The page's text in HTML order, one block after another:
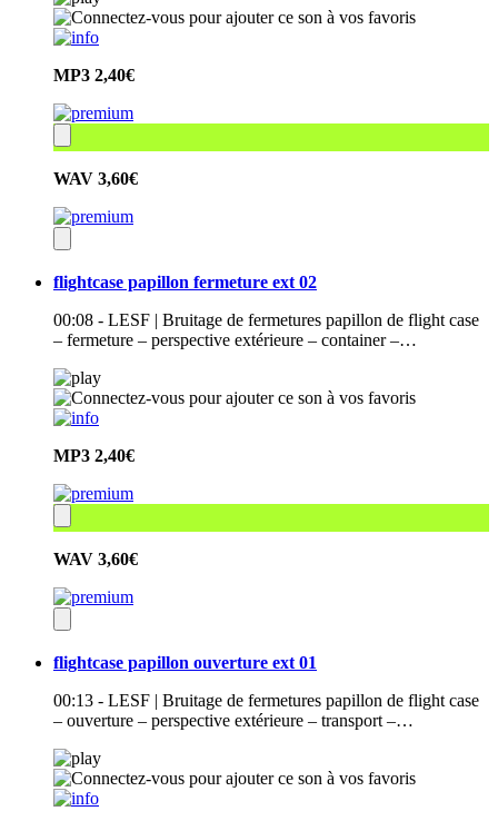
MP3 2,40€
WAV 3,60€
flightcase papillon fermeture ext 02
00:08 - LESF | Bruitage de fermetures papillon de flight case
– fermeture – perspective extérieure – container –…
MP3 2,40€
WAV 3,60€
flightcase papillon ouverture ext 01
00:13 - LESF | Bruitage de fermetures papillon de flight case
– ouverture – perspective extérieure – transport –…